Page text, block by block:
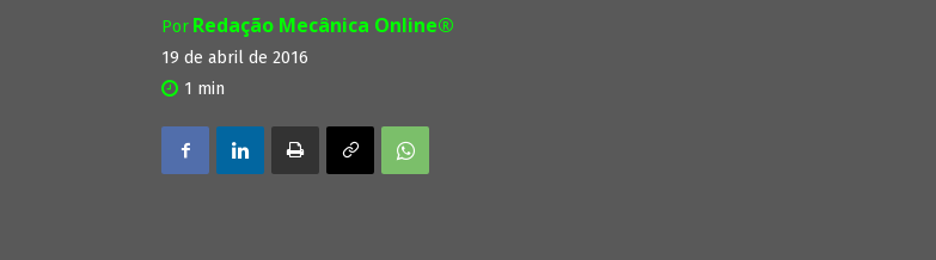
Por Redação Mecânica Online®
19 de abril de 2016
1 min